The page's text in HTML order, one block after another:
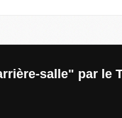
salle" par le